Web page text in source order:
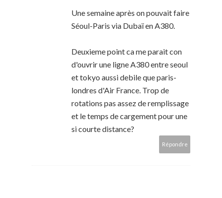
Une semaine après on pouvait faire
Séoul-Paris via Dubaï en A380.
Deuxieme point ca me parait con
d'ouvrir une ligne A380 entre seoul
et tokyo aussi debile que paris-
londres d'Air France. Trop de
rotations pas assez de remplissage
et le temps de cargement pour une
si courte distance?
Répondre